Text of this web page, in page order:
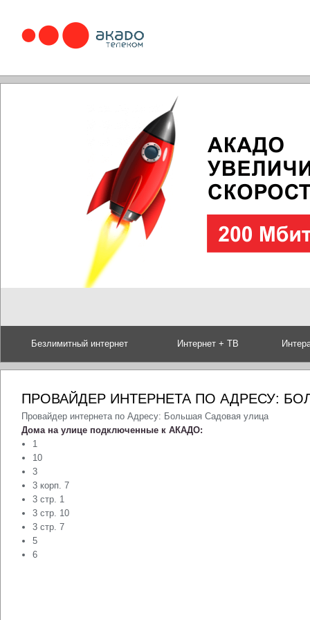
Безлимитный интернет Интернет + ТВ
ПРОВАЙДЕР ИНТЕРНЕТА ПО АДРЕСУ:
Провайдер интернета по Адресу: Большая Садовая улица
Дома на улице подключенные к АКАДО:
1
10
3
3 корп. 7
3 стр. 1
3 стр. 10
3 стр. 7
5
6